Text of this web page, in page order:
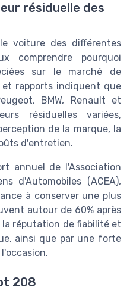
résiduelle des
voiture des différentes
comprendre pourquoi
sur le marché de
et rapports indiquent que
BMW, Renault et
résiduelles variées,
de la marque, la
d'entretien.
annuel de l'Association
d'Automobiles (ACEA),
à conserver une plus
autour de 60% après
la réputation de fiabilité et
ainsi que par une forte
208